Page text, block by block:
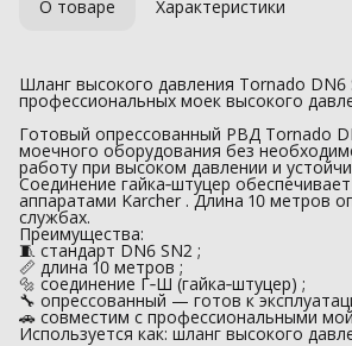
О товаре Характеристики
Шланг высокого давления Tornado DN6
профессиональных моек высокого
Готовый опрессованный РВД Tornado
моечного оборудования без
работу при высоком давлении и
Соединение гайка‑штуцер
аппаратами Karcher . Длина 10 метров
службах.
Преимущества:
🧵 стандарт DN6 SN2 ;
📏 длина 10 метров ;
🔩 соединение Г‑Ш (гайка‑штуцер) ;
🔧 опрессованный — готов к
🚗 совместим с профессиональными
Используется как: шланг высокого